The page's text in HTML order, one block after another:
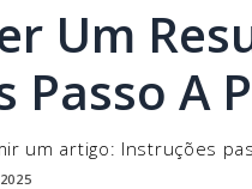
Um
Passo A
um artigo: Instruções